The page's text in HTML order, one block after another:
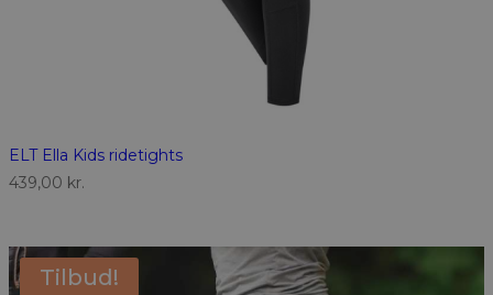
ELT Ella Kids ridetights
439,00 kr.
Tilbud!